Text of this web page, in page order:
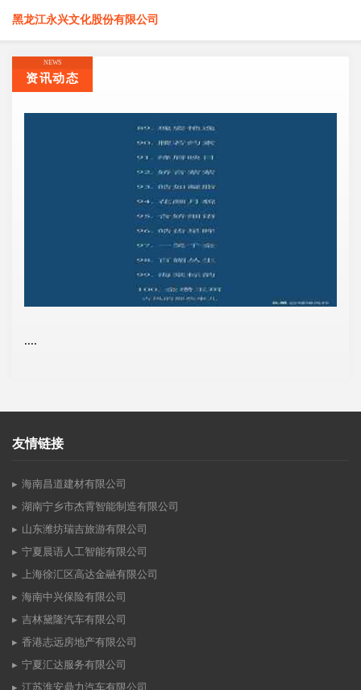
黑龙江永兴文化股份有限公司
NEWS
资讯动态
....
友情链接
海南昌道建材有限公司
湖南宁乡市杰霄智能制造有限公司
山东潍坊瑞吉旅游有限公司
宁夏晨语人工智能有限公司
上海徐汇区高达金融有限公司
海南中兴保险有限公司
吉林黛隆汽车有限公司
香港志远房地产有限公司
宁夏汇达服务有限公司
江苏淮安鼎力汽车有限公司